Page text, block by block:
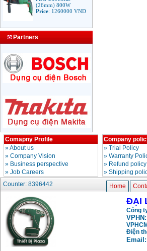
(26mm) 800W
Price:1260000 VND
rut loi be tong
Price:330000VND
May Khoan Bosch
GSB 16RE (750W)
Bo may khoan Bosch
GSB 13RE hop nhua
100 chi tiet
Price:1977000
May khoan sat Bosch
GBM 350 (350W)
Price
May khoan bua
Makita HP1630
(16mm) 710W
Price:1697000
May khoan Bosch
Partners
Comapny Profile
»About us
» Company Vision
» Business perspective
» Job Careers
Company
» Trial Policy
» Warranty
» Refund policy
» Shipping
Counter: 8396442
Home
ĐẠI
Công
VPHN:
Điện
Email: